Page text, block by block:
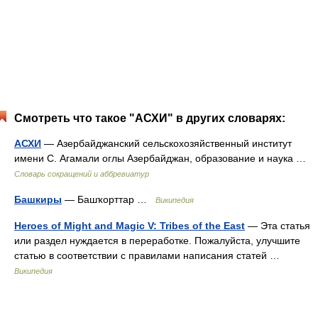
Смотреть что такое "АСХИ" в других словарях:
АСХИ — Азербайджанский сельскохозяйственный институт
имени С. Агамали оглы Азербайджан, образование и наука …
Словарь сокращений и аббревиатур
Башкиры — Башҡорттар … Википедия
Heroes of Might and Magic V: Tribes of the East — Эта статья
или раздел нуждается в переработке. Пожалуйста, улучшите
статью в соответствии с правилами написания статей …
Википедия